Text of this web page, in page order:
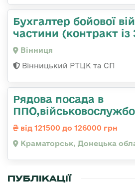
Бухгалтер бойової
частини (контракт
Вінниця
Вінницький РТЦК та СП
Рядова посада в
від 121500 до 126000 грн
Краматорськ, Донецька
ПУБЛІКАЦІЇ